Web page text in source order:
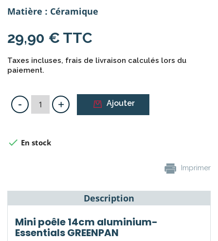
Matière : Céramique
29,90 € TTC
Taxes incluses, frais de livraison calculés lors du
paiement.
- + Ajouter
 En stock
Imprimer
Description
Mini poêle 14cm aluminium-
Essentials GREENPAN